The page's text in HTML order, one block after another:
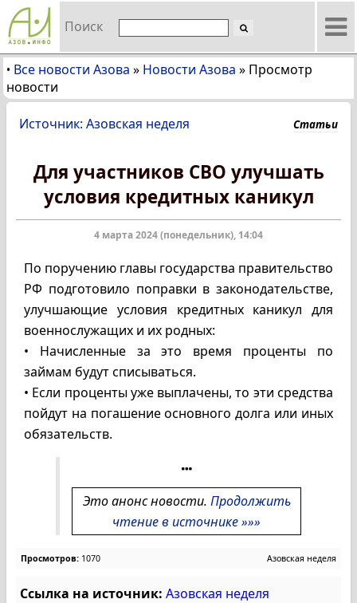
Поиск
• Все новости Азова » Новости Азова » Просмотр
новости
Источник: Азовская неделя Статьи
Для участников СВО улучшать
условия кредитных каникул
4 марта 2024 (понедельник), 14:04
По поручению главы государства правительство
РФ подготовило поправки в законодательстве,
улучшающие условия кредитных каникул для
военнослужащих и их родных:
• Начисленные за это время проценты по
займам будут списываться.
• Если проценты уже выплачены, то эти средства
пойдут на погашение основного долга или иных
обязательств.
Это анонс новости. Продолжить
чтение в источнике »»»
Просмотров: 1070 Азовская неделя
Ссылка на источник: Азовская неделя